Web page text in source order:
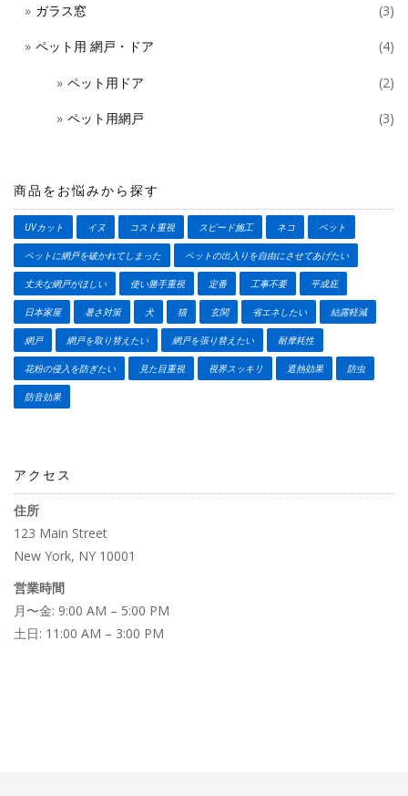
ガラス窓 (3)
ペット用 網戸・ドア (4)
ペット用ドア (2)
ペット用網戸 (3)
商品をお悩みから探す
UVカット イヌ コスト重視 スピード施工 ネコ ペット
ペットに網戸を破かれてしまった ペットの出入りを自由にさせてあげたい
丈夫な網戸がほしい 使い勝手重視 定番 工事不要 平成庇
日本家屋 暑さ対策 犬 猫 玄関 省エネしたい 結露軽減
網戸 網戸を取り替えたい 網戸を張り替えたい 耐摩耗性
花粉の侵入を防ぎたい 見た目重視 視界スッキリ 遮熱効果 防虫
防音効果
アクセス
住所
123 Main Street
New York, NY 10001
営業時間
月〜金: 9:00 AM – 5:00 PM
土日: 11:00 AM – 3:00 PM